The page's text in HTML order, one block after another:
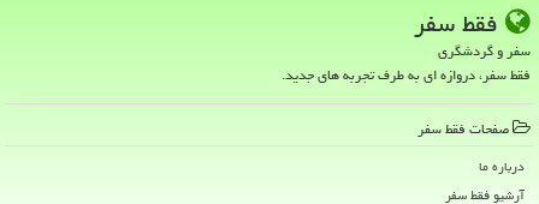
فقط سفر
سفر و گردشگری
فقط سفر، دروازه ای به طرف تجربه های جدید.
صفحات فقط سفر
درباره ما
آرشیو فقط سفر